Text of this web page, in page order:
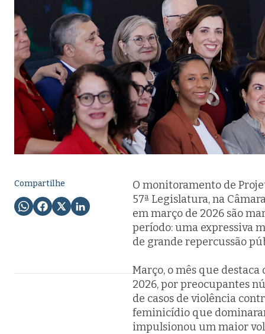
Compartilhe
O monitoramento de
57ª Legislatura, na
em março de 2026 são
período: uma expressiva
de grande repercussão
Março, o mês que
2026, por preocupantes
de casos de violência
feminicídio que
impulsionou um maior